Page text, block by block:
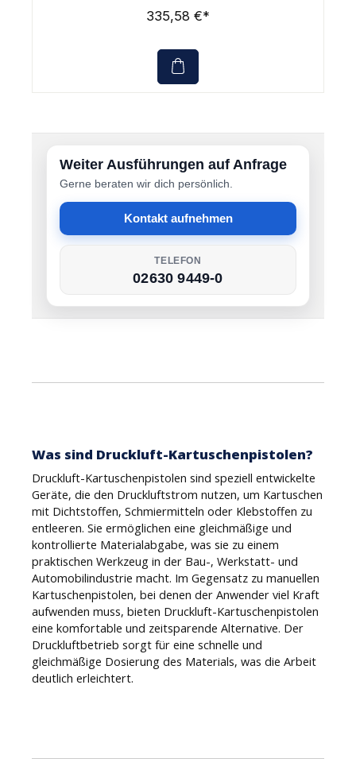
335,58 €*
Weiter Ausführungen auf Anfrage
Gerne beraten wir dich persönlich.
Kontakt aufnehmen
TELEFON
02630 9449-0
Was sind Druckluft-Kartuschenpistolen?
Druckluft-Kartuschenpistolen sind speziell entwickelte
Geräte, die den Druckluftstrom nutzen, um Kartuschen
mit Dichtstoffen, Schmiermitteln oder Klebstoffen zu
entleeren. Sie ermöglichen eine gleichmäßige und
kontrollierte Materialabgabe, was sie zu einem
praktischen Werkzeug in der Bau-, Werkstatt- und
Automobilindustrie macht. Im Gegensatz zu manuellen
Kartuschenpistolen, bei denen der Anwender viel Kraft
aufwenden muss, bieten Druckluft-Kartuschenpistolen
eine komfortable und zeitsparende Alternative. Der
Druckluftbetrieb sorgt für eine schnelle und
gleichmäßige Dosierung des Materials, was die Arbeit
deutlich erleichtert.